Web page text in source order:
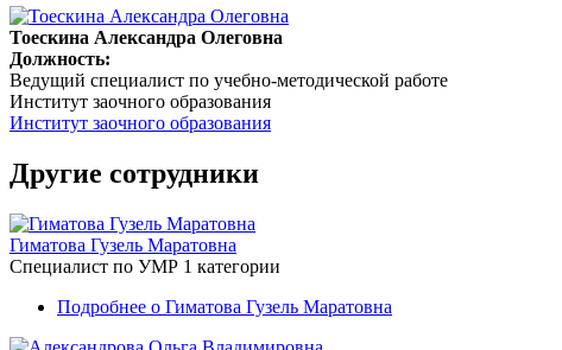
Тоескина Александра Олеговна
Должность:
Ведущий специалист по учебно-методической работе
Институт заочного образования
Институт заочного образования
Другие сотрудники
Гиматова Гузель Маратовна
Специалист по УМР 1 категории
Подробнее о Гиматова Гузель Маратовна